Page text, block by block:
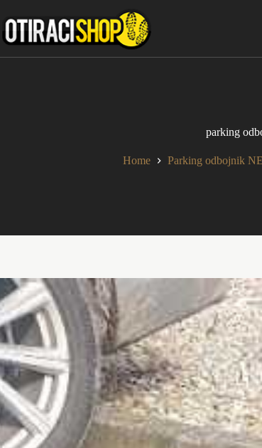
to
content
parking
Home Parking odbojnik